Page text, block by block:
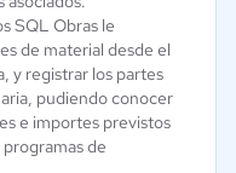
SQL Obras le
de material desde el
y registrar los partes
pudiendo conocer
e importes previstos
de